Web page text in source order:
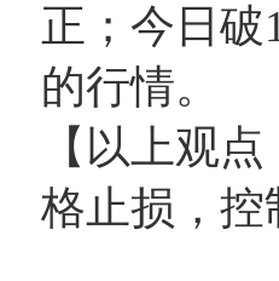
正；今日
的行情。
【以上观
格止损，控